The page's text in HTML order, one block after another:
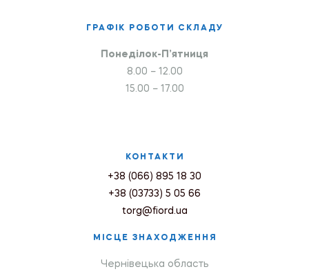
ГРАФІК РОБОТИ СКЛАДУ
Понеділок-П’ятниця
8.00 – 12.00
15.00 – 17.00
КОНТАКТИ
+38 (066) 895 18 30
+38 (03733) 5 05 66
torg@fiord.ua
МІСЦЕ ЗНАХОДЖЕННЯ
Чернівецька область